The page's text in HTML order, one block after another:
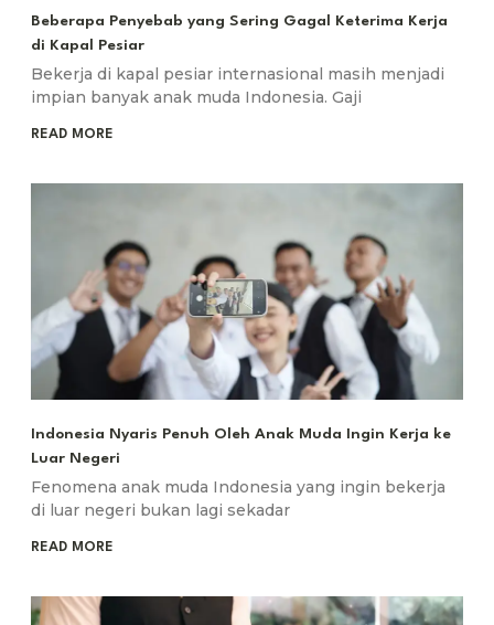
Beberapa Penyebab yang Sering Gagal Keterima Kerja
di Kapal Pesiar
Bekerja di kapal pesiar internasional masih menjadi
impian banyak anak muda Indonesia. Gaji
READ MORE
Indonesia Nyaris Penuh Oleh Anak Muda Ingin Kerja ke
Luar Negeri
Fenomena anak muda Indonesia yang ingin bekerja
di luar negeri bukan lagi sekadar
READ MORE